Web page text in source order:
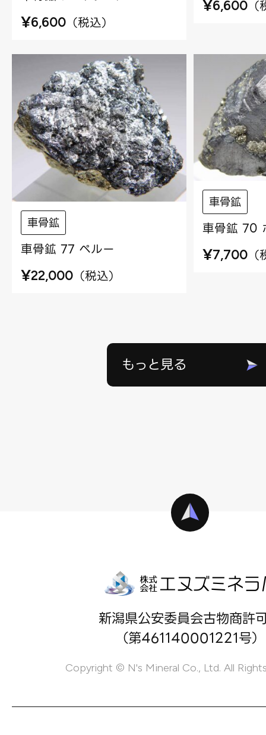
¥6,600 （税込）
¥6,600 （
車骨鉱
車骨鉱 77 ペルー
¥22,000 （税込）
車骨鉱
車骨鉱 70
¥7,700 （
もっと見る
新潟県公安委員会古物商許
（第461140001221号）
Copyright © N's Mineral Co., Ltd. All